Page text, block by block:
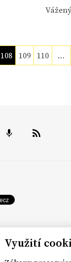
108 109 110 …
Využití